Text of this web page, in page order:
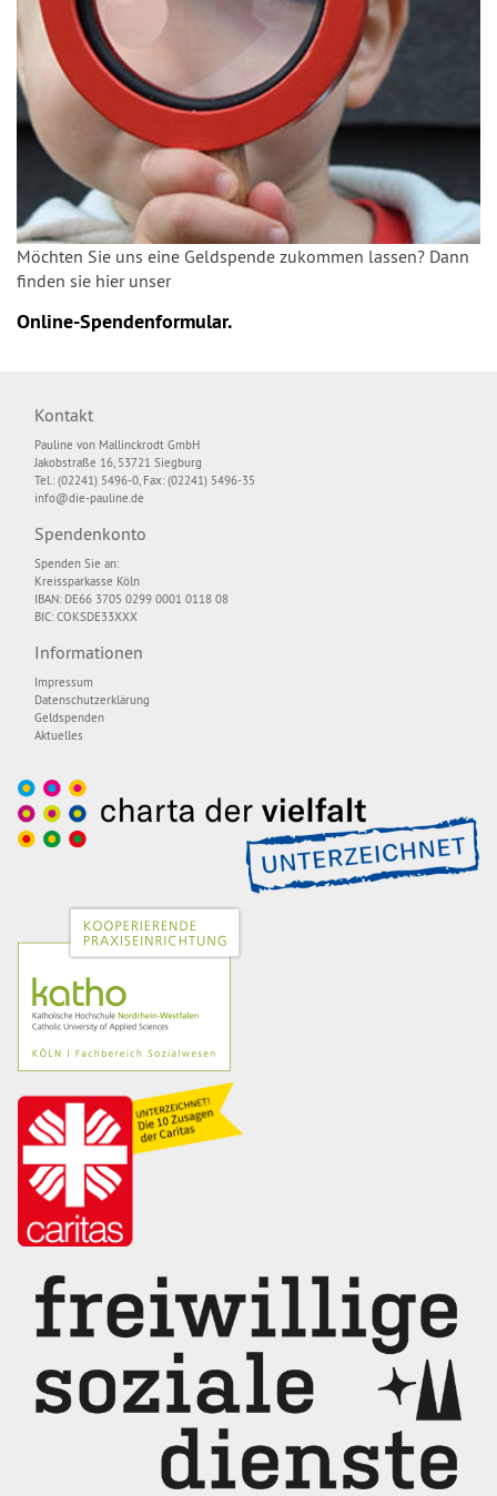
Möchten Sie uns eine Geldspende zukommen lassen? Dann
finden sie hier unser
Online-Spendenformular.
Kontakt
Pauline von Mallinckrodt GmbH
Jakobstraße 16, 53721 Siegburg
Tel.: (02241) 5496-0, Fax: (02241) 5496-35
info@die-pauline.de
Spendenkonto
Spenden Sie an:
Kreissparkasse Köln
IBAN: DE66 3705 0299 0001 0118 08
BIC: COKSDE33XXX
Informationen
Impressum
Datenschutzerklärung
Geldspenden
Aktuelles